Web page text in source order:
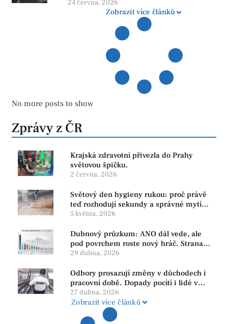
24 června, 2026
Zobrazit více článků
No more posts to show
Zprávy z ČR
Krajská zdravotní přivezla do Prahy
světovou špičku.
2 června, 2026
Světový den hygieny rukou: proč právě
teď rozhodují sekundy a správné mytí
rukou
5 května, 2026
Dubnový průzkum: ANO dál vede, ale
pod povrchem roste nový hráč. Strana
PRO se drží nejvýš mezi menšími
29 dubna, 2026
Odbory prosazují změny v důchodech i
pracovní době. Dopady pocítí i lidé v
našem regionu
27 dubna, 2026
Zobrazit více článků